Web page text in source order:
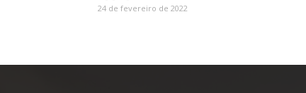
24 de fevereiro de 2022